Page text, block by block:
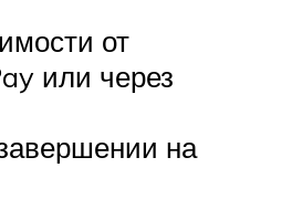
от
или через
на